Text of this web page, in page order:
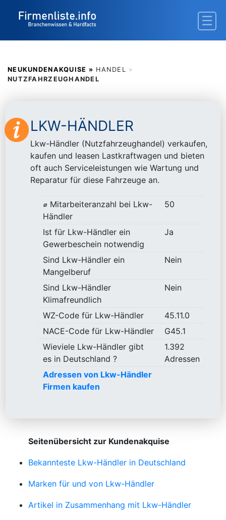
NEUKUNDENAKQUISE » HANDEL »
NUTZFAHRZEUGHANDEL
LKW-HÄNDLER
Lkw-Händler (Nutzfahrzeughandel) verkaufen,
kaufen und leasen Lastkraftwagen und bieten
oft auch Serviceleistungen wie Wartung und
Reparatur für diese Fahrzeuge an.
⌀ Mitarbeiteranzahl bei Lkw-
Händler
50
Ist für Lkw-Händler ein
Gewerbeschein notwendig
Ja
Sind Lkw-Händler ein
Mangelberuf
Nein
Sind Lkw-Händler
Klimafreundlich
Nein
WZ-Code für Lkw-Händler
45.11.0
NACE-Code für Lkw-Händler
G45.1
Wieviele Lkw-Händler gibt
es in Deutschland ?
1.392
Adressen
Adressen von Lkw-Händler
Firmen kaufen
Seitenübersicht zur Kundenakquise
Bekannteste Lkw-Händler in Deutschland
Marken für und von Lkw-Händler
Artikel in Zusammenhang mit Lkw-Händler